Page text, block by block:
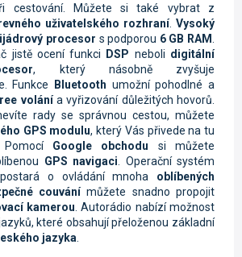
cestování.
Můžete si také vybrat z
uživatelského rozhraní. Vysoký
procesor s podporou 6 GB RAM
jistě ocení funkci
DSP neboli digitální
, který násobně zvyšuje
Funkce
Bluetooth umožní pohodlné a
volánía vyřizování důležitých hovorů.
rady se správnou cestou, můžete
GPS modulu, který Vás přivede na tu
Google obchodu si můžete
GPS navigaci . Operační systém
o ovládání mnoha oblíbených
couvánímůžete snadno propojit
kamerou . Autorádio nabízí možnost
které obsahují přeloženou základní
jazyka